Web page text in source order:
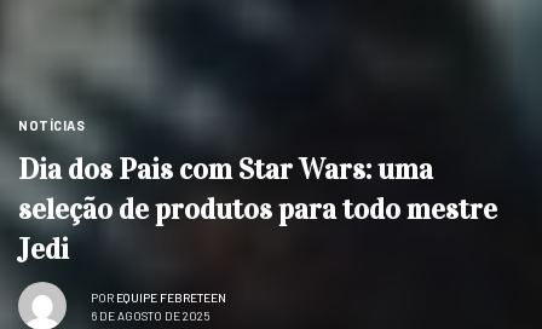
NOTÍCIAS
Dia dos Pais com Star Wars: uma
seleção de produtos para todo mestre
Jedi
POR EQUIPE FEBRETEEN
6 DE AGOSTO DE 2025